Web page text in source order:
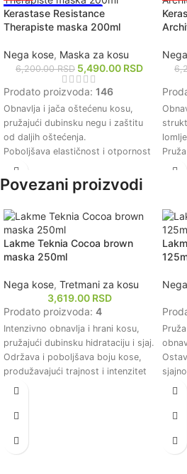
NAJPRODAVANIJE!
Kerastase Resistance
Therapiste maska 200ml
Nega kose, Maska za kosu
6,200.00RSD 5,490.00 RSD
Prodato proizvoda: 146
Obnavlja i jača oštećenu kosu,
pružajući dubinsku negu i zaštitu
od daljih oštećenja.
Poboljšava elastičnost i otpornost
kose, čineći je manje sklonom
lomljenju i pucanju.
Dubinski hidrira i hrani kosu,
ostavljajući je mekom, glatkom i
sjajnom.
Obnavlja strukturu vlasi, vraćajući
kosi prirodni volumen i punoću.
uticaja, poput toplote i zagađenja,
produžujući zdrav izgled kose.
Štiti
Povezani proizvodi
Lakme Teknia Cocoa brown
maska 250ml
Nega kose, Tretmani za kosu
3,619.00 RSD
Prodato proizvoda: 4
Intenzivno obnavlja i hrani kosu,
pružajući dubinsku hidrataciju i sjaj.
Održava i poboljšava boju kose,
produžavajući trajnost i intenzitet
smeđih tonova.
sastojcima koji pomažu u zaštiti
uticaja.
Štiti